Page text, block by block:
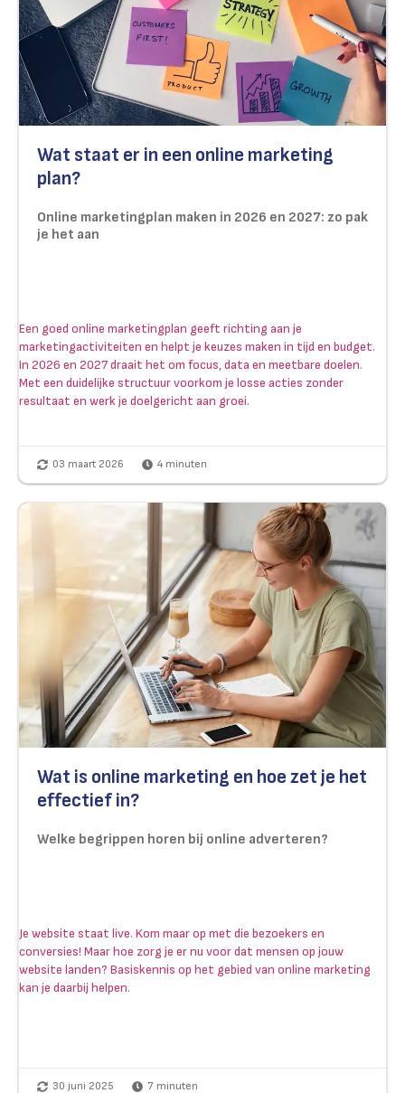
Wat staat er in een online marketing
plan?
Online marketingplan maken in 2026 en 2027: zo pak
je het aan
Een goed online marketingplan geeft richting aan je
marketingactiviteiten en helpt je keuzes maken in tijd en budget.
In 2026 en 2027 draait het om focus, data en meetbare doelen.
Met een duidelijke structuur voorkom je losse acties zonder
resultaat en werk je doelgericht aan groei.
03 maart 2026 4 minuten
Wat is online marketing en hoe zet je het
effectief in?
Welke begrippen horen bij online adverteren?
Je website staat live. Kom maar op met die bezoekers en
conversies! Maar hoe zorg je er nu voor dat mensen op jouw
website landen? Basiskennis op het gebied van online marketing
kan je daarbij helpen.
30 juni 2025 7 minuten